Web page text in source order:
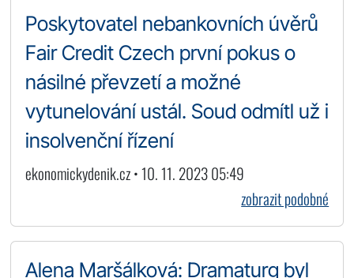
Poskytovatel nebankovních úvěrů
Fair Credit Czech první pokus o
násilné převzetí a možné
vytunelování ustál. Soud odmítl už i
insolvenční řízení
ekonomickydenik.cz • 10. 11. 2023 05:49
zobrazit podobné
Alena Maršálková: Dramaturg byl